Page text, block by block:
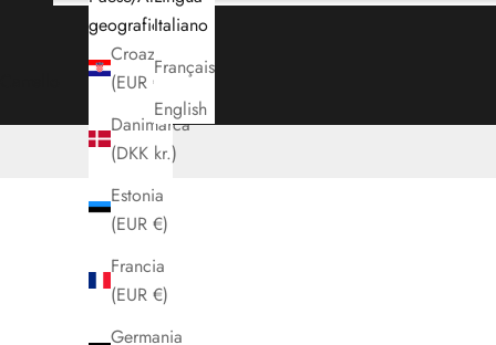
geografica
Croazia
(EUR €)
Danimarca
(DKK kr.)
Estonia
(EUR €)
Francia
(EUR €)
Germania
Italiano
Français
English